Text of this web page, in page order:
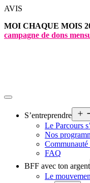
Aller
contenu
AVIS
MOI CHAQUE MOIS
campagne de dons
S’entreprendre
Le Parcours
Nos
Communauté
FAQ
BFF avec ton argent
Le